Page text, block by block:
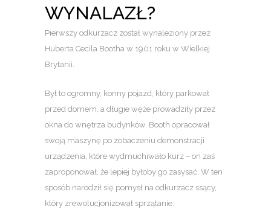
WYNALAZŁ?
Pierwszy odkurzacz został wynaleziony przez
Huberta Cecila Bootha w 1901 roku w Wielkiej
Brytanii.
Był to ogromny, konny pojazd, który parkował
przed domem, a długie węże prowadziły przez
okna do wnętrza budynków. Booth opracował
swoją maszynę po zobaczeniu demonstracji
urządzenia, które wydmuchiwało kurz – on zaś
zaproponował, że lepiej byłoby go zasysać. W ten
sposób narodził się pomysł na odkurzacz ssący,
który zrewolucjonizował sprzątanie.